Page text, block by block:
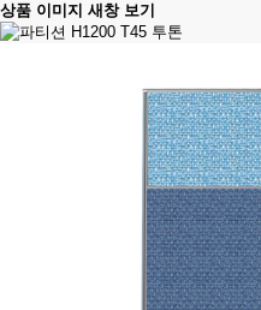
상품 이미지 새창 보기